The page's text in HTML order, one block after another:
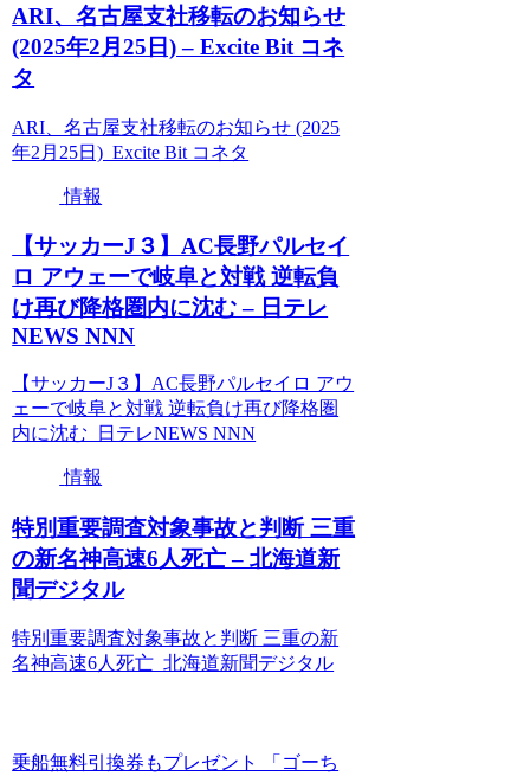
ARI、名古屋支社移転のお知らせ
(2025年2月25日) – Excite Bit コネ
タ
ARI、名古屋支社移転のお知らせ (2025
年2月25日) Excite Bit コネタ
情報
【サッカーJ３】AC長野パルセイ
ロ アウェーで岐阜と対戦 逆転負
け再び降格圏内に沈む – 日テレ
NEWS NNN
【サッカーJ３】AC長野パルセイロ アウ
ェーで岐阜と対戦 逆転負け再び降格圏
内に沈む 日テレNEWS NNN
情報
特別重要調査対象事故と判断 三重
の新名神高速6人死亡 – 北海道新
聞デジタル
特別重要調査対象事故と判断 三重の新
名神高速6人死亡 北海道新聞デジタル
乗船無料引換券もプレゼント 「ゴーち